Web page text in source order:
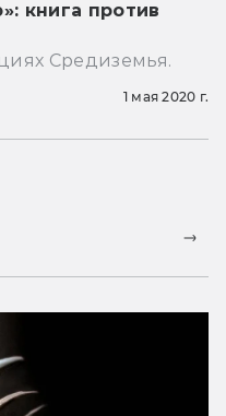
книга против
Средиземья.
1 мая 2020 г.